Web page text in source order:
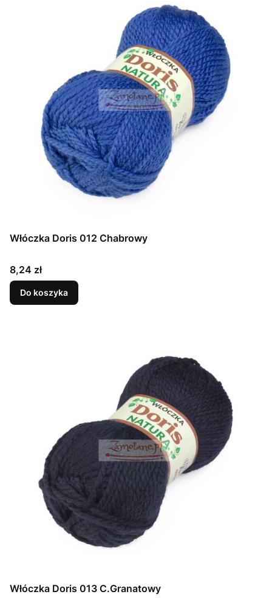
Włóczka Doris 012 Chabrowy
Cena
8,24 zł
Do koszyka
Włóczka Doris 013 C.Granatowy